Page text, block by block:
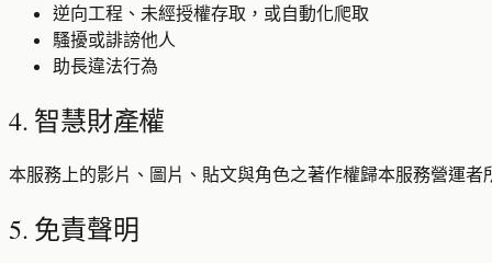
逆向工程、未經授權存取，或自動化爬取
騷擾或誹謗他人
助長違法行為
4. 智慧財產權
本服務上的影片、圖片、貼文與角色之著作權歸本服務營運
5. 免責聲明